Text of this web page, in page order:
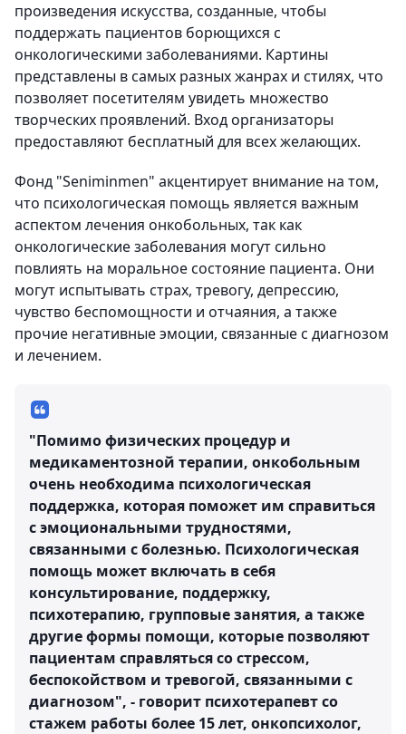
произведения искусства, созданные, чтобы
поддержать пациентов борющихся с
онкологическими заболеваниями. Картины
представлены в самых разных жанрах и стилях, что
позволяет посетителям увидеть множество
творческих проявлений. Вход организаторы
предоставляют бесплатный для всех желающих.
Фонд "Seniminmen" акцентирует внимание на том,
что психологическая помощь является важным
аспектом лечения онкобольных, так как
онкологические заболевания могут сильно
повлиять на моральное состояние пациента. Они
могут испытывать страх, тревогу, депрессию,
чувство беспомощности и отчаяния, а также
прочие негативные эмоции, связанные с диагнозом
и лечением.
"Помимо физических процедур и
медикаментозной терапии, онкобольным
очень необходима психологическая
поддержка, которая поможет им справиться
с эмоциональными трудностями,
связанными с болезнью. Психологическая
помощь может включать в себя
консультирование, поддержку,
психотерапию, групповые занятия, а также
другие формы помощи, которые позволяют
пациентам справляться со стрессом,
беспокойством и тревогой, связанными с
диагнозом", - говорит психотерапевт со
стажем работы более 15 лет, онкопсихолог,